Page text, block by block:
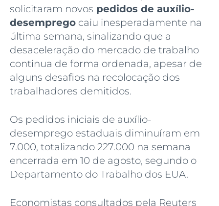
solicitaram novos pedidos de auxílio-
desemprego caiu inesperadamente na
última semana, sinalizando que a
desaceleração do mercado de trabalho
continua de forma ordenada, apesar de
alguns desafios na recolocação dos
trabalhadores demitidos.
Os pedidos iniciais de auxílio-
desemprego estaduais diminuíram em
7.000, totalizando 227.000 na semana
encerrada em 10 de agosto, segundo o
Departamento do Trabalho dos EUA.
Economistas consultados pela Reuters